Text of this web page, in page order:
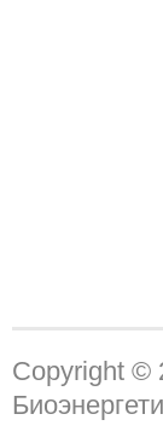
Copyright